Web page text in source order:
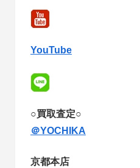
YouTube
○買取査定○
＠YOCHIKA
京都本店